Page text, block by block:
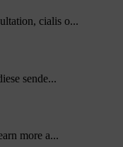
cialis o...
sende...
more a...